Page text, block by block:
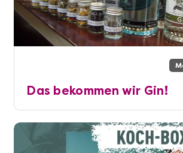
Das bekommen wir Gin!